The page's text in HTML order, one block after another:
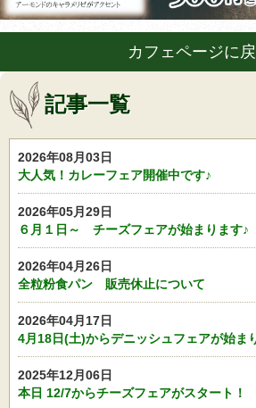
カフェページに
記事一覧
2026年08月03日
大人気！カレーフェア開催中です♪
2026年05月29日
６月１日～ チーズフェアが始まります♪
2026年04月26日
全粒粉食パン 販売休止について
2026年04月17日
4月18日(土)からデニッシュフェアが始ま
2025年12月06日
本日 12/7からチーズフェアがスタート！